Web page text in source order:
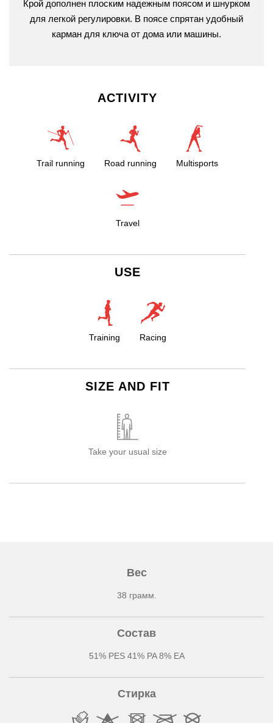
Крой дополнен плоским надежным поясом и шнурком
для легкой регулировки. В поясе спрятан удобный
карман для ключа от дома или машины.
ACTIVITY
Trail running Road running Multisports
Travel
USE
Training Racing
SIZE AND FIT
Take your usual size
Вес
38 грамм.
Состав
51% PES 41% PA 8% EA
Стирка